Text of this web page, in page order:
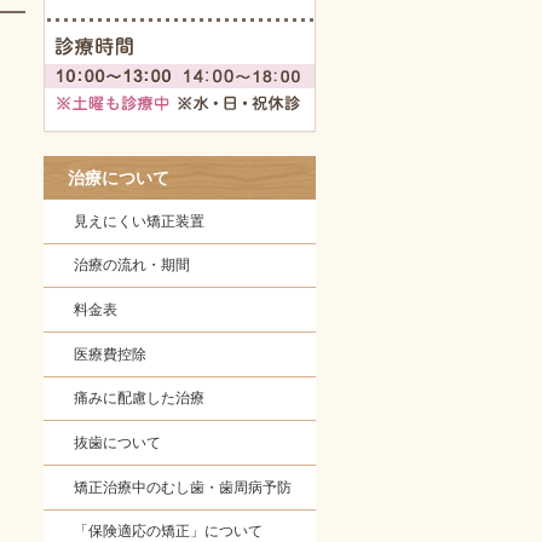
治療について
見えにくい矯正装置
治療の流れ・期間
料金表
医療費控除
痛みに配慮した治療
抜歯について
矯正治療中のむし歯・歯周病予防
「保険適応の矯正」について